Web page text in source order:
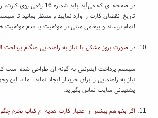
تاریخ انقضای کارت را وارد نمایید و منتظر بمانید تا
اتمام برساند و پیغامی مبنی بر موفقیت یا عدم موفقیت
در صورت بروز مشکل یا نیاز به راهنمایی هنگام پرداخت
سیستم پرداخت اینترنتی به گونه ای طراحی شده است
نیاز به راهنمایی را برای خریدار ایجاد نماید. اما با این
پشتیبانی سایت تماس بگیرید.
اگر بخواهم بیشتر از اعتبار کارت هدیه ام کتاب بخرم